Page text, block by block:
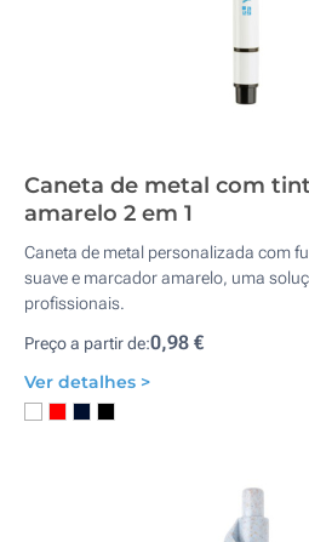
Caneta de metal com
amarelo 2 em 1
Caneta de metal personalizada com
suave e marcador amarelo, uma
profissionais.
Preço a partir de:0,98 €
Ver detalhes >